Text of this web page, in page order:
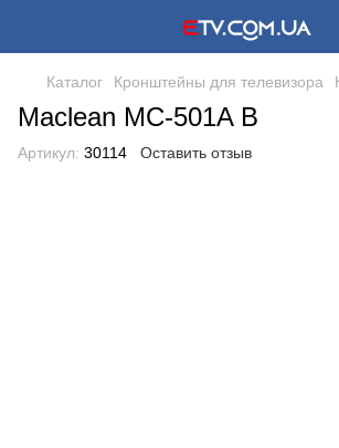
Каталог Кронштейны для телевизора
Maclean MC-501A B
Артикул: 30114 Оставить отзыв